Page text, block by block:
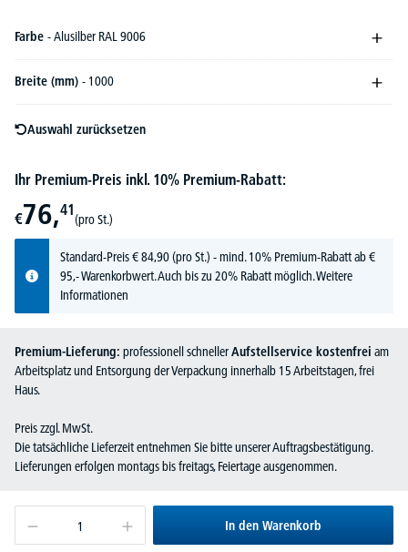
Farbe - Alusilber RAL 9006
Breite (mm) - 1000
Auswahl zurücksetzen
Ihr Premium-Preis inkl. 10% Premium-Rabatt:
€76,41
(pro St.)
Standard-Preis€84,90(pro St.) - mind. 10% Premium-Rabatt ab €
95,- Warenkorbwert. Auch bis zu 20% Rabatt möglich.Weitere
Informationen
Premium-Lieferung: professionell schnellerAufstellservice kostenfrei am
Arbeitsplatz und Entsorgung der Verpackung innerhalb 15 Arbeitstagen, frei
Haus.
Preis zzgl. MwSt.
Die tatsächliche Lieferzeit entnehmen Sie bitte unserer Auftragsbestätigung.
Lieferungen erfolgen montags bis freitags, Feiertage ausgenommen.
In den Warenkorb